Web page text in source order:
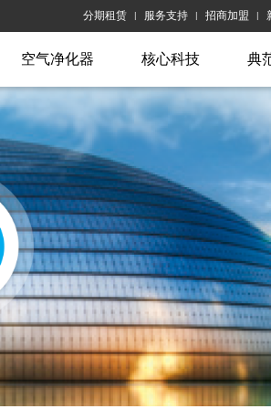
分期租赁 | 服务支持 | 招商加盟 |
空气净化器 核心科技 典